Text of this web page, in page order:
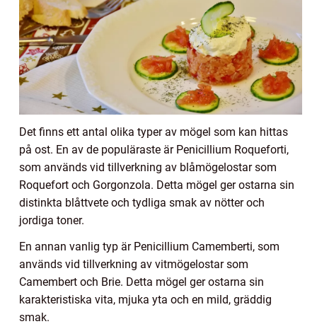
Det finns ett antal olika typer av mögel som kan hittas
på ost. En av de populäraste är Penicillium Roqueforti,
som används vid tillverkning av blåmögelostar som
Roquefort och Gorgonzola. Detta mögel ger ostarna sin
distinkta blåttvete och tydliga smak av nötter och
jordiga toner.
En annan vanlig typ är Penicillium Camemberti, som
används vid tillverkning av vitmögelostar som
Camembert och Brie. Detta mögel ger ostarna sin
karakteristiska vita, mjuka yta och en mild, gräddig
smak.